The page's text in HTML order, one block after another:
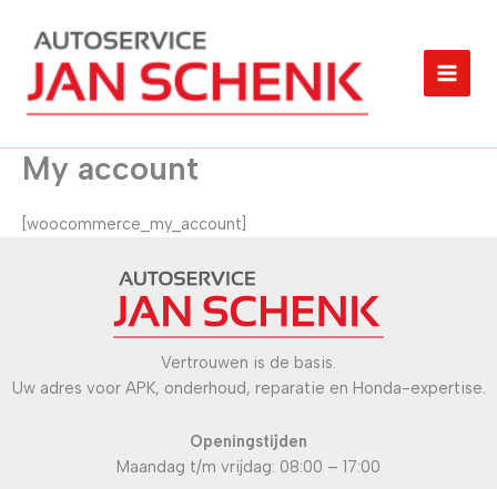
inhoud
My account
[woocommerce_my_account]
Vertrouwen is de basis.
Uw adres voor APK, onderhoud, reparatie en Honda-expertise.
Openingstijden
Maandag t/m vrijdag: 08:00 – 17:00